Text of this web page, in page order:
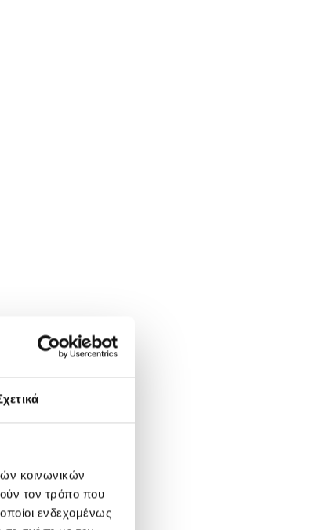
κοινωνικών
τον τρόπο που
ενδεχομένως